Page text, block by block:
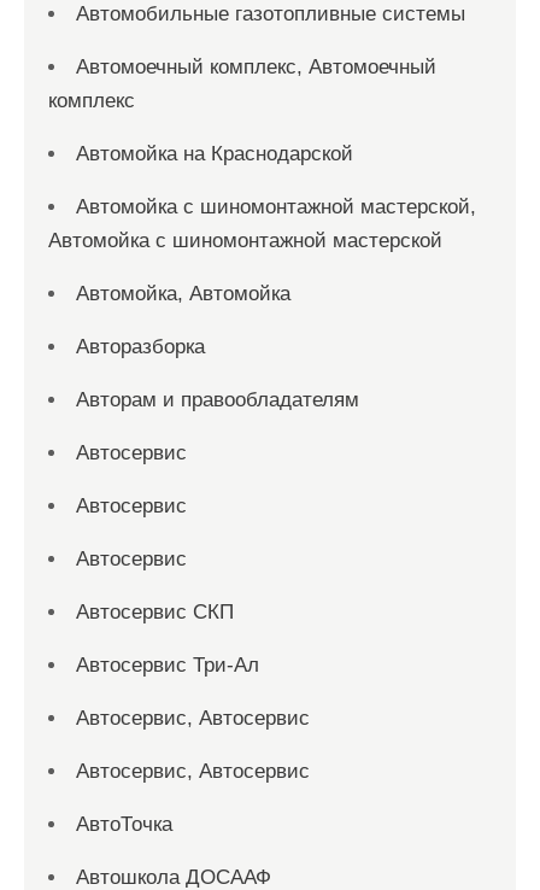
Автомобильные газотопливные системы
Автомоечный комплекс, Автомоечный
комплекс
Автомойка на Краснодарской
Автомойка с шиномонтажной мастерской,
Автомойка с шиномонтажной мастерской
Автомойка, Автомойка
Авторазборка
Авторам и правообладателям
Автосервис
Автосервис
Автосервис
Автосервис СКП
Автосервис Три-Ал
Автосервис, Автосервис
Автосервис, Автосервис
АвтоТочка
Автошкола ДОСААФ